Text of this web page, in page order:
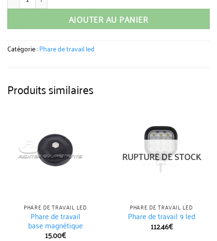
AJOUTER AU PANIER
Catégorie :Phare de travail led
Produits similaires
PHARE DE TRAVAIL LED
Phare de travail
base magnétique
15.00€
RUPTURE DE STOCK
PHARE DE TRAVAIL LED
Phare de travail 9 led
112.46€